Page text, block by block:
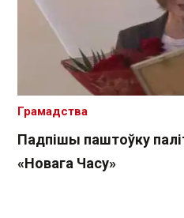
Падпішы паштоўку
«Новага Часу»
Грамадства